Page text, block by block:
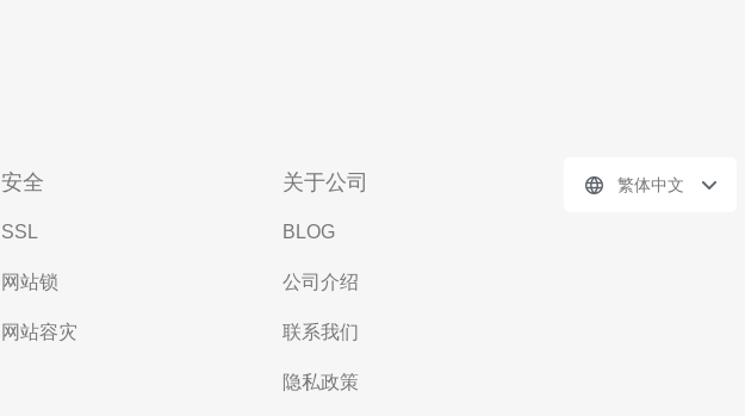
安全
SSL
网站锁
网站容灾
关于公司
BLOG
公司介绍
联系我们
隐私政策
繁体中文